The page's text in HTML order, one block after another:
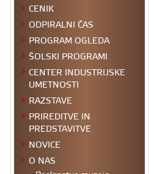
CENIK
ODPIRALNI ČAS
PROGRAM OGLEDA
ŠOLSKI PROGRAMI
CENTER INDUSTRIJSKE
UMETNOSTI
RAZSTAVE
PRIREDITVE IN
PREDSTAVITVE
NOVICE
O NAS